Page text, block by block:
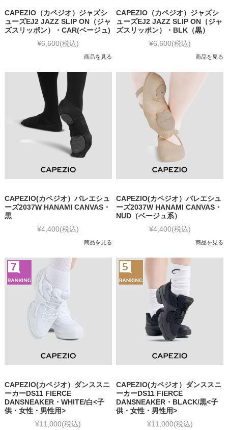
CAPEZIO（カペジオ）ジャズシ
ューズEJ2 JAZZ SLIP ON（ジャ
ズスリッポン）・CAR(ベージュ)
¥6,600(税込)
商品を見る
CAPEZIO（カペジオ）ジャズシ
ューズEJ2 JAZZ SLIP ON（ジャ
ズスリッポン）・BLK（黒）
¥6,600(税込)
商品を見る
CAPEZIO(カペジオ）バレエシュ
ーズ2037W HANAMI CANVAS・
黒
¥4,400(税込)
商品を見る
CAPEZIO(カペジオ）バレエシュ
ーズ2037W HANAMI CANVAS・
NUD（ベージュ系）
¥4,400(税込)
商品を見る
CAPEZIO(カペジオ）ダンススニ
ーカーDS11 FIERCE
DANSNEAKER・WHITE/白<子
供・女性・男性用>
¥11,000(税込)
CAPEZIO(カペジオ）ダンススニ
ーカーDS11 FIERCE
DANSNEAKER・BLACK/黒<子
供・女性・男性用>
¥11,000(税込)